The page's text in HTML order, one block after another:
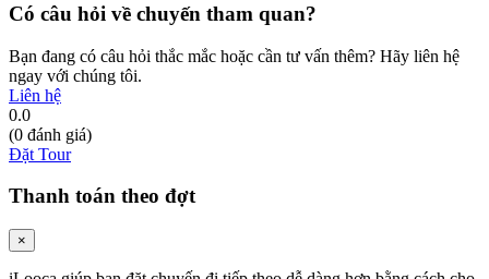
Có câu hỏi về chuyến tham quan?
Bạn đang có câu hỏi thắc mắc hoặc cần tư vấn thêm? Hãy liên hệ
ngay với chúng tôi.
Liên hệ
0.0
(0 đánh giá)
Đặt Tour
Thanh toán theo đợt
×